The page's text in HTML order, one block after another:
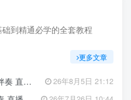
到精通必学的全套教程
更多文章
助工具 26年8月5日 21:12